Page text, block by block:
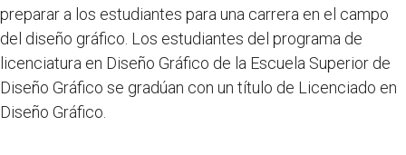
preparar a los estudiantes para una carrera en el campo
del diseño gráfico. Los estudiantes del programa de
licenciatura en Diseño Gráfico de la Escuela Superior de
Diseño Gráfico se gradúan con un título de Licenciado en
Diseño Gráfico.